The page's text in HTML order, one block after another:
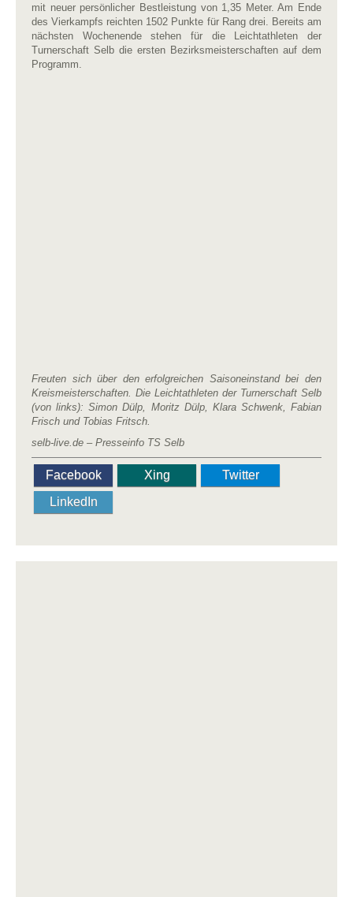
mit neuer persönlicher Bestleistung von 1,35 Meter. Am Ende
des Vierkampfs reichten 1502 Punkte für Rang drei. Bereits am
nächsten Wochenende stehen für die Leichtathleten der
Turnerschaft Selb die ersten Bezirksmeisterschaften auf dem
Programm.
Freuten sich über den erfolgreichen Saisoneinstand bei den
Kreismeisterschaften. Die Leichtathleten der Turnerschaft Selb
(von links): Simon Dülp, Moritz Dülp, Klara Schwenk, Fabian
Frisch und Tobias Fritsch.
selb-live.de – Presseinfo TS Selb
Facebook Xing
Twitter
LinkedIn